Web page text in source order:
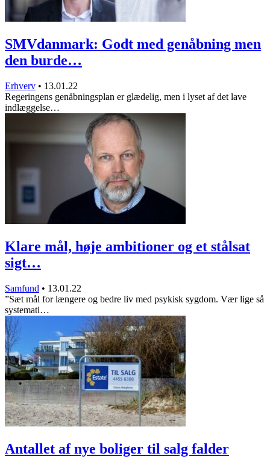
SMVdanmark: Godt med genåbning men
den burde…
Erhverv • 13.01.22
Regeringens genåbningsplan er glædelig, men i lyset af det lave
indlæggelse…
Klare mål, høje ambitioner og et stålsat
sigt…
Samfund • 13.01.22
”Sæt mål for længere og bedre liv med psykisk sygdom. Vær lige så
systemati…
Antallet af nye boliger til salg falder